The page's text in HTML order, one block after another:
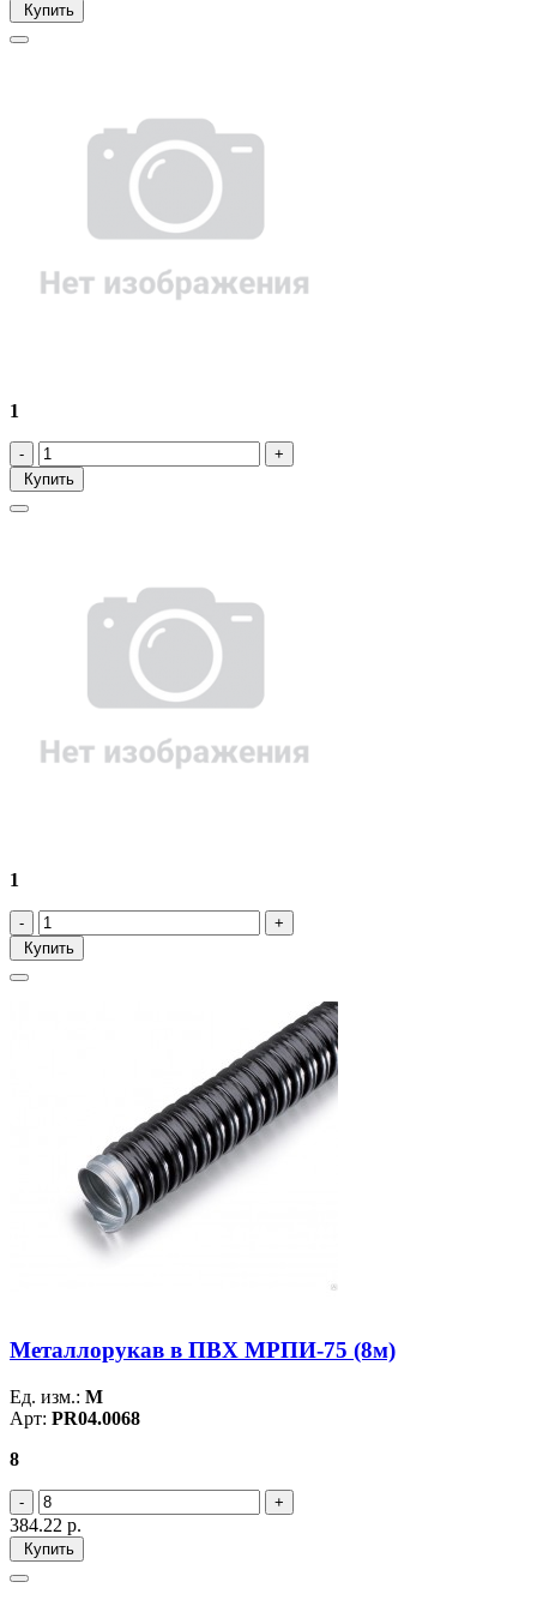
Купить
1
Купить
1
Купить
Металлорукав в ПВХ МРПИ-75 (8м)
Ед. изм.: М
Арт: PR04.0068
8
384.22 р.
Купить